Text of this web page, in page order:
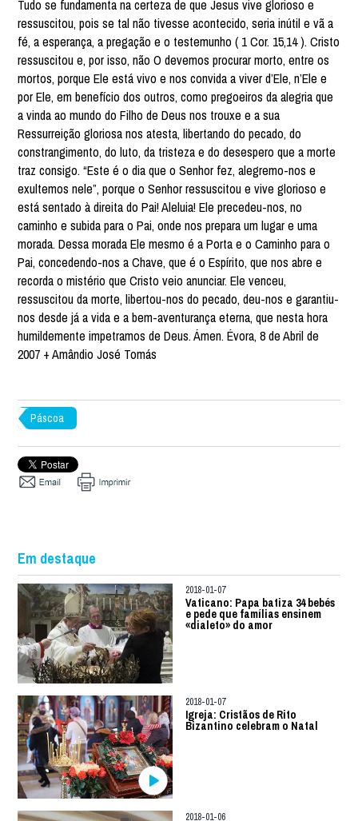
Páscoa
Em destaque
2018-01-07
Vaticano: Papa batiza 34 bebés
e pede que famílias ensinem
«dialeto» do amor
2018-01-07
Igreja: Cristãos de Rito
Bizantino celebram o Natal
2018-01-06